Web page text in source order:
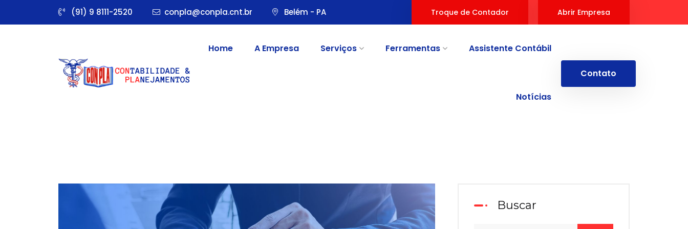
(91) 9 8111-2520 conpla@conpla.cnt.br Belém - PA Troque de Contador Abrir Empresa
Home A Empresa Serviços Ferramentas Assistente Contábil
Notícias
Contato
Buscar